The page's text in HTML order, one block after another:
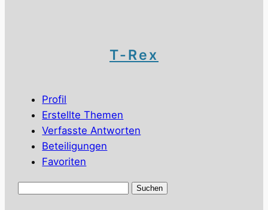
T-Rex
Profil
Erstellte Themen
Verfasste Antworten
Beteiligungen
Favoriten
Antworten